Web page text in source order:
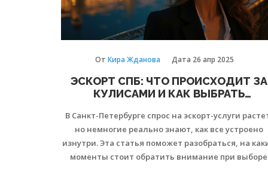
От Кира Жданова Дата 26 апр 2025
ЭСКОРТ СПБ: ЧТО ПРОИСХОДИТ ЗА
КУЛИСАМИ И КАК ВЫБРАТЬ
В Санкт-Петербурге спрос на эскорт-услуги
но немногие реально знают, как все устроено
изнутри. Эта статья поможет разобраться, на
моменты стоит обратить внимание при выборе